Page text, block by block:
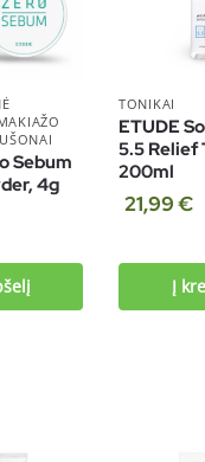
Sebum
4g
TONIKAI
ETUDE
5.5 Relief
200ml
21,99€
Į